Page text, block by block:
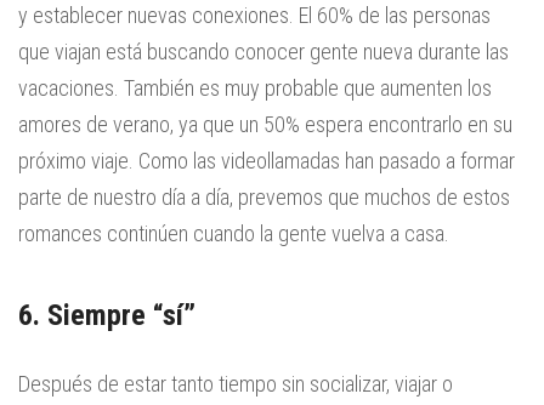
y establecer nuevas conexiones. El 60% de las personas
que viajan está buscando conocer gente nueva durante las
vacaciones. También es muy probable que aumenten los
amores de verano, ya que un 50% espera encontrarlo en su
próximo viaje. Como las videollamadas han pasado a formar
parte de nuestro día a día, prevemos que muchos de estos
romances continúen cuando la gente vuelva a casa.
6. Siempre “sí”
Después de estar tanto tiempo sin socializar, viajar o